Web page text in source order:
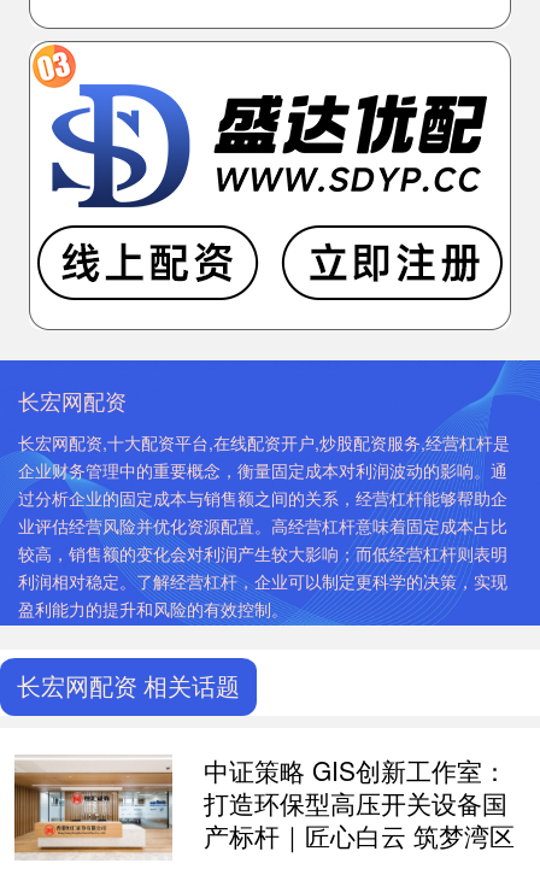
长宏网配资
长宏网配资,十大配资平台,在线配资开户,炒股配资服务,经营杠杆是
企业财务管理中的重要概念，衡量固定成本对利润波动的影响。通
过分析企业的固定成本与销售额之间的关系，经营杠杆能够帮助企
业评估经营风险并优化资源配置。高经营杠杆意味着固定成本占比
较高，销售额的变化会对利润产生较大影响；而低经营杠杆则表明
利润相对稳定。了解经营杠杆，企业可以制定更科学的决策，实现
盈利能力的提升和风险的有效控制。
长宏网配资 相关话题
中证策略 GIS创新工作室：
打造环保型高压开关设备国
产标杆｜匠心白云 筑梦湾区